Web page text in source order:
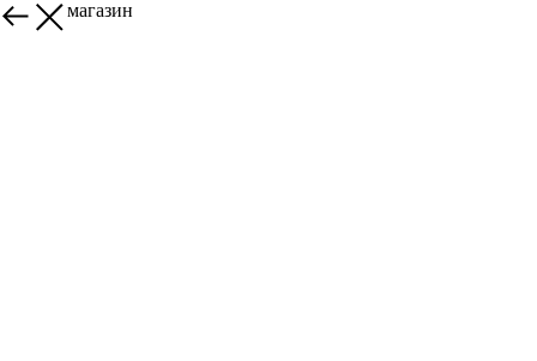
Назад в магазин